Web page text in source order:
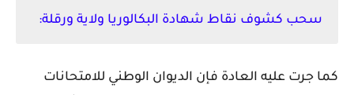
سحب كشوف نقاط شهادة البكالوريا ولاية ورقلة:
كما جرت عليه العادة فإن الديوان الوطني للامتحانات